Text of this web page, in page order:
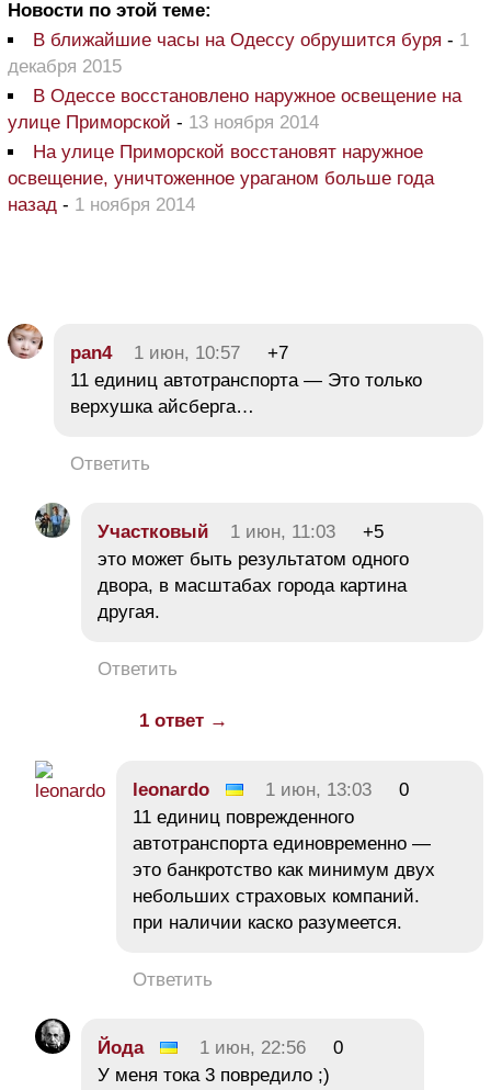
Новости по этой теме:
В ближайшие часы на Одессу обрушится буря - 1
декабря 2015
В Одессе восстановлено наружное освещение на
улице Приморской - 13 ноября 2014
На улице Приморской восстановят наружное
освещение, уничтоженное ураганом больше года
назад - 1 ноября 2014
pan4 1 июн, 10:57
+7
11 единиц автотранспорта — Это только
верхушка айсберга…
Ответить
Участковый 1 июн, 11:03
+5
это может быть результатом одного
двора, в масштабах города картина
другая.
Ответить
1 ответ →
leonardo 1 июн, 13:03
0
11 единиц поврежденного
автотранспорта единовременно —
это банкротство как минимум двух
небольших страховых компаний.
при наличии каско разумеется.
Ответить
Йода 1 июн, 22:56
0
У меня тока 3 повредило ;)